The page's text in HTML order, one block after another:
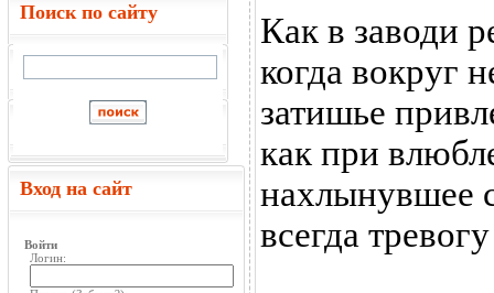
Поиск по сайту
Вход на сайт
Войти
Логин:
Как в заводи
когда вокруг
затишье
как при
нахлынувшее
всегда